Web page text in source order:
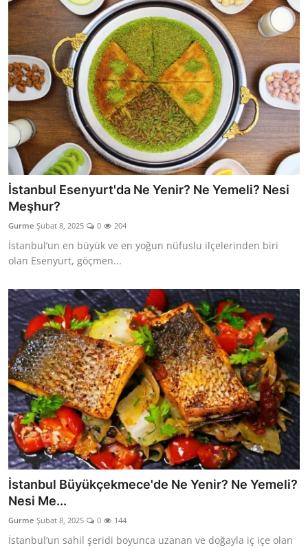
İstanbul Esenyurt'da Ne Yenir? Ne Yemeli? Nesi
Meşhur?
Gurme Şubat 8, 2025 0 204
İstanbul’un en büyük ve en yoğun nüfuslu ilçelerinden biri
olan Esenyurt, göçmen...
İstanbul Büyükçekmece'de Ne Yenir? Ne Yemeli?
Nesi Me...
Gurme Şubat 8, 2025 0 144
İstanbul’un sahil şeridi boyunca uzanan ve doğayla iç içe olan